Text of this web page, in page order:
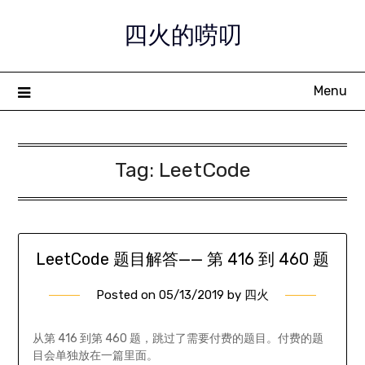
四火的唠叨
Menu
Tag: LeetCode
LeetCode 题目解答—— 第 416 到 460 题
Posted on 05/13/2019 by 四火
从第 416 到第 460 题，跳过了需要付费的题目。付费的题
目会单独放在一篇里面。